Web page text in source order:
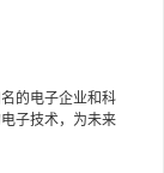
的电子企业和科
子技术，为未来